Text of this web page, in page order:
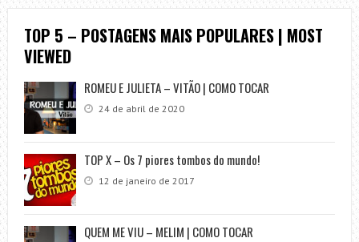
TOP 5 – POSTAGENS MAIS POPULARES | MOST
VIEWED
ROMEU E JULIETA – VITÃO | COMO TOCAR
24 de abril de 2020
TOP X – Os 7 piores tombos do mundo!
12 de janeiro de 2017
QUEM ME VIU – MELIM | COMO TOCAR